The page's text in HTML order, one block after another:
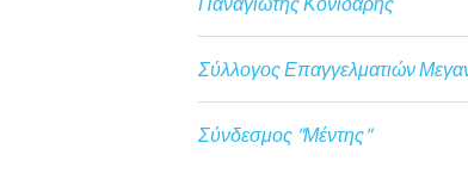
Σύλλογος Επαγγελματιών
Σύνδεσμος "Μέντης"